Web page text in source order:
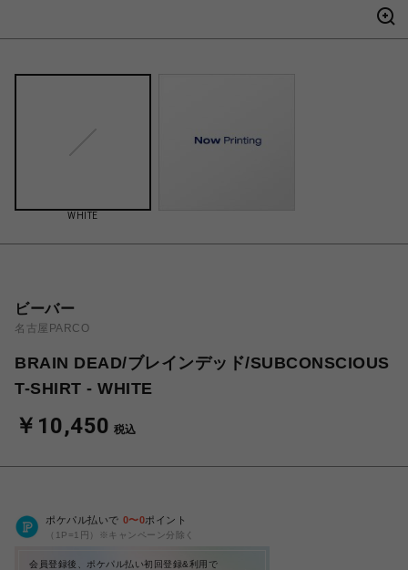
WHITE
ビーバー
名古屋PARCO
BRAIN DEAD/ブレインデッド/SUBCONSCIOUS
T-SHIRT - WHITE
￥10,450 税込
ポケパル払いで 0〜0ポイント
（1P=1円）※キャンペーン分除く
会員登録後、ポケパル払い初回登録&利用で